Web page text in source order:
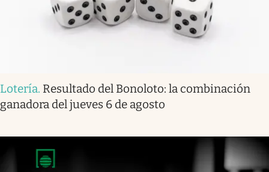
Lotería. Resultado del Bonoloto: la combinación
ganadora del jueves 6 de agosto